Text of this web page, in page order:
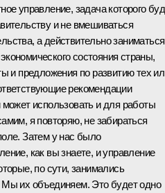
управление, задача которого
и не вмешиваться
а действительно заниматься
состояния страны,
и предложения по развитию тех
рекомендации
может использовать и для работы
я повторяю, не забираться
Затем у нас было
как вы знаете, и управление
по сути, занимались
Мы их объединяем. Это будет одно